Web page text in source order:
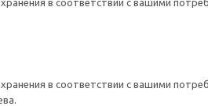
в соответствии с вашими
в соответствии с вашими